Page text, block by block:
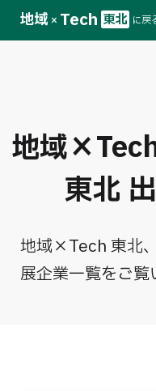
地域 × Tech 東北 に戻
地域
東北
地域×Tech 東北
展企業一覧をご覧